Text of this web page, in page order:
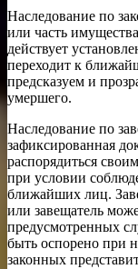
Наследование по
или часть
действует
переходит к
предсказуем и
умершего.
Наследование по
зафиксированная
распорядиться
при условии
ближайших лиц.
или завещатель
предусмотренных
быть оспорено при
законных